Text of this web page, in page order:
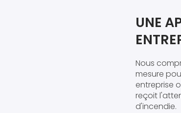
UNE
Nous
mesure
entreprise
reçoit
d'incendie.